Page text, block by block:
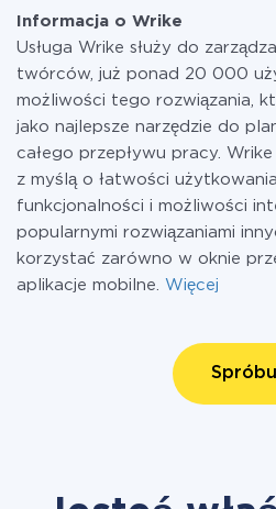
Informacja o Wrike
Usługa Wrike służy do
twórców, już ponad 20 000
możliwości tego rozwiązania,
jako najlepsze narzędzie do
całego przepływu pracy.
z myślą o łatwości
funkcjonalności i możliwości
popularnymi rozwiązaniami
korzystać zarówno w oknie
aplikacje mobilne. Więcej